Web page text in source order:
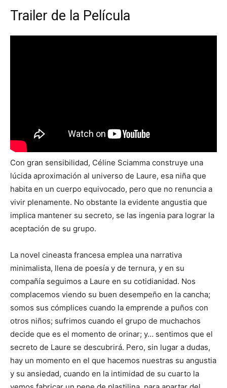
Trailer de la Película
Con gran sensibilidad, Céline Sciamma construye una
lúcida aproximación al universo de Laure, esa niña que
habita en un cuerpo equivocado, pero que no renuncia a
vivir plenamente. No obstante la evidente angustia que
implica mantener su secreto, se las ingenia para lograr la
aceptación de su grupo.
La novel cineasta francesa emplea una narrativa
minimalista, llena de poesía y de ternura, y en su
compañía seguimos a Laure en su cotidianidad. Nos
complacemos viendo su buen desempeño en la cancha;
somos sus cómplices cuando la emprende a puños con
otros niños; sufrimos cuando el grupo de muchachos
decide que es el momento de orinar; y… sentimos que el
secreto de Laure se descubrirá. Pero, sin lugar a dudas,
hay un momento en el que hacemos nuestras su angustia
y su ansiedad, cuando en la intimidad de su cuarto la